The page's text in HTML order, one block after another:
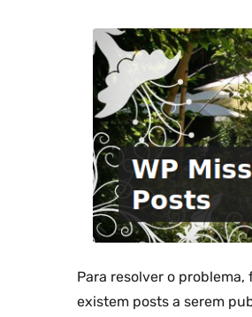
Para resolver o
existem posts a serem